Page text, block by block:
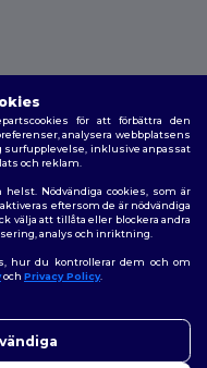
Policy för cookies
för att förbättra den
analysera webbplatsens
surfupplevelse, inklusive anpassat
och reklam.
Nödvändiga cookies, som är
eftersom de är nödvändiga
välja att tillåta eller blockera andra
analys och inriktning.
hur du kontrollerar dem och om
och Privacy Policy.